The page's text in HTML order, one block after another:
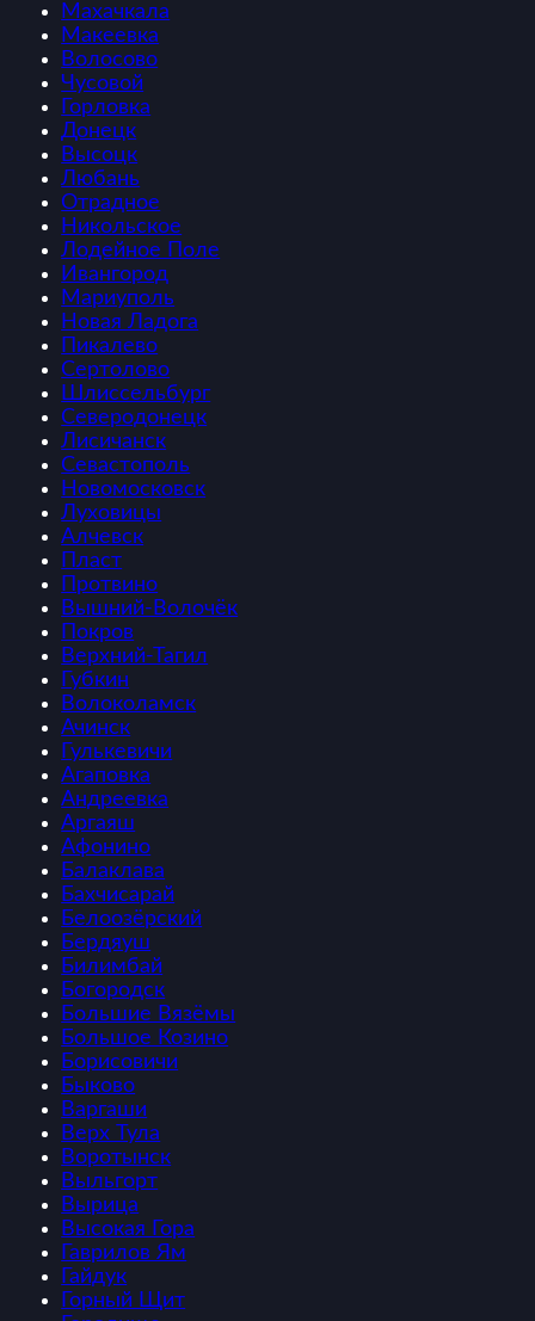
Махачкала
Макеевка
Волосово
Чусовой
Горловка
Донецк
Высоцк
Любань
Отрадное
Никольское
Лодейное Поле
Ивангород
Мариуполь
Новая Ладога
Пикалево
Сертолово
Шлиссельбург
Северодонецк
Лисичанск
Севастополь
Новомосковск
Луховицы
Алчевск
Пласт
Протвино
Вышний-Волочёк
Покров
Верхний-Тагил
Губкин
Волоколамск
Ачинск
Гулькевичи
Агаповка
Андреевка
Аргаяш
Афонино
Балаклава
Бахчисарай
Белоозёрский
Бердяуш
Билимбай
Богородск
Большие Вязёмы
Большое Козино
Борисовичи
Быково
Варгаши
Верх Тула
Воротынск
Выльгорт
Вырица
Высокая Гора
Гаврилов Ям
Гайдук
Горный Щит